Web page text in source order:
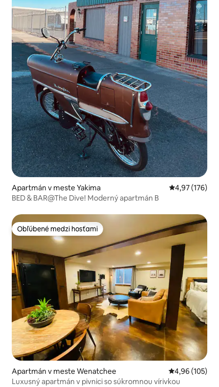
Apartmán v meste Yakima Priemerné
4,97 (176)
BED & BAR@The Dive! Moderný apartmán B
Obľúbené medzi hosťami
Obľúbené medzi hosťami
Apartmán v meste Wenatchee Priemerné
4,96 (105)
Luxusný apartmán v pivnici so súkromnou vírivkou